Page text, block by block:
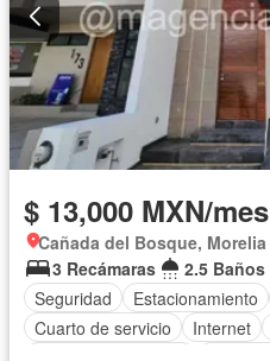
$ 13,000 MXN/mes
Cañada del Bosque, Morelia
3 Recámaras
2.5 Baños
Seguridad
Estacionamiento
Cuarto de servicio
Internet